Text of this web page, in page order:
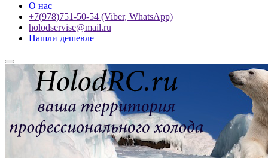
О нас
+7(978)751-50-54 (Viber, WhatsApp)
holodservise@mail.ru
Нашли дешевле